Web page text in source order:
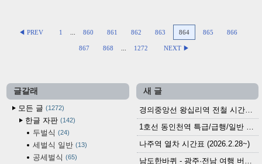
◀ PREV 1 860 861 862 863 864 865 866
867 868 1272 NEXT ▶
글갈래
모든 글
1272
한글 자판 142
두벌식 24
세벌식 일반 13
공세벌식 65
새 글
경의중앙선 왕십리역 전철 시간표 (2026.4.20~)
나주역 열차 시간표 (2026.2.28~)